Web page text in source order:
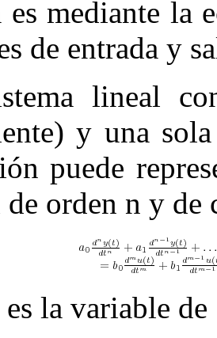
es mediante la
de entrada y
lineal
y una
puede
orden n y de
es la variable